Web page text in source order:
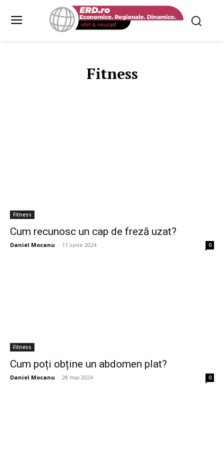
Fitness
Fitness
Cum recunosc un cap de freză uzat?
Daniel Mocanu - 11 iunie 2024 0
Fitness
Cum poți obține un abdomen plat?
Daniel Mocanu - 28 mai 2024 0